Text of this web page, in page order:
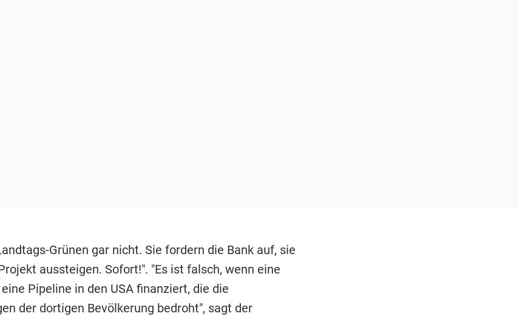
Grünen gar nicht. Sie fordern die Bank auf, sie
aussteigen. Sofort!". "Es ist falsch, wenn eine
Pipeline in den USA finanziert, die die
der dortigen Bevölkerung bedroht", sagt der